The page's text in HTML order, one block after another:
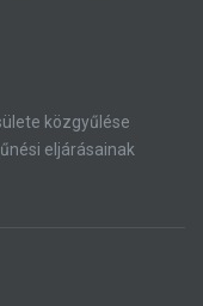
közgyűlése
eljárásainak